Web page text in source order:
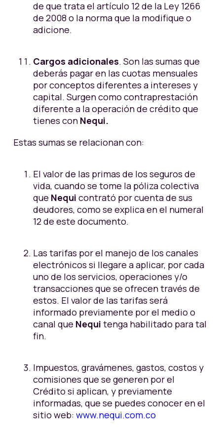
de que trata el artículo 12 de la Ley 1266
de 2008 o la norma que la modifique o
adicione.
Cargos adicionales. Son las sumas que
deberás pagar en las cuotas mensuales
por conceptos diferentes a intereses y
capital. Surgen como contraprestación
diferente a la operación de crédito que
tienes con Nequi.
Estas sumas se relacionan con:
El valor de las primas de los seguros de
vida, cuando se tome la póliza colectiva
que Nequi contrató por cuenta de sus
deudores, como se explica en el numeral
12 de este documento.
Las tarifas por el manejo de los canales
electrónicos si llegare a aplicar, por cada
uno de los servicios, operaciones y/o
transacciones que se ofrecen través de
estos. El valor de las tarifas será
informado previamente por el medio o
canal que Nequi tenga habilitado para tal
fin.
Impuestos, gravámenes, gastos, costos y
comisiones que se generen por el
Crédito si aplican, y previamente
informadas, que se puedes conocer en el
sitio web: www.nequi.com.co